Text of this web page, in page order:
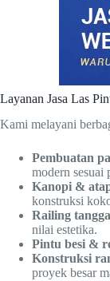
Layanan Jasa Las
Kami melayani
Pembuatan
modern sesuai
Kanopi &
konstruksi
Railing
nilai estetika.
Pintu besi &
Konstruksi
proyek besar